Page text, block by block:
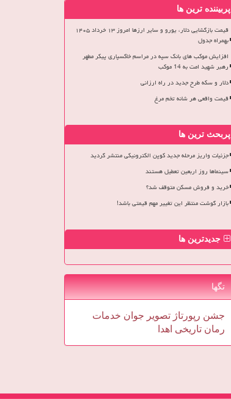
پربیننده ترین ها
قیمت بازگشایی دلار، یورو و سایر ارزها امروز ۱۳ خرداد ۱۴۰۵
بهمراه جدول
افزایش موکب های بانک سپه در مراسم خاکسپاری پیکر مطهر
رهبر شهید امت به 14 موکب
دلار و سکه طرح جدید در راه ارزانی
قیمت واقعی هر شانه تخم مرغ
پربحث ترین ها
جزئیات واریز مرحله جدید کوپن الکترونیکی منتشر گردید
سینماها روز اربعین تعطیل هستند
خرید و فروش مسکن متوقف شد؟
بازار گوشت منتظر این تغییر مهم قیمتی باشد!
جدیدترین ها
تگها
جشن رپورتاژ تصویر جوان خدمات
رمان تاریخی اهدا